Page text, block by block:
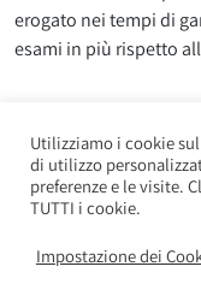
erogato nei tempi di
esami in più rispetto
Utilizziamo i cookie
di utilizzo
preferenze e le visite.
TUTTI i cookie.
Impostazione dei